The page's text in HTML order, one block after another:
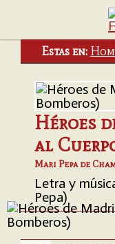
Estas en:
Héroes
al
Mari Pepa de
Letra y
Pepa)